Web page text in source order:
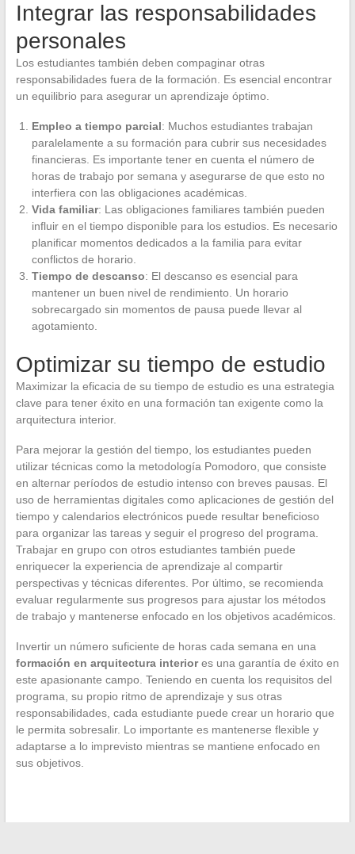
Integrar las responsabilidades
personales
Los estudiantes también deben compaginar otras
responsabilidades fuera de la formación. Es esencial encontrar
un equilibrio para asegurar un aprendizaje óptimo.
Empleo a tiempo parcial: Muchos estudiantes trabajan
paralelamente a su formación para cubrir sus necesidades
financieras. Es importante tener en cuenta el número de
horas de trabajo por semana y asegurarse de que esto no
interfiera con las obligaciones académicas.
Vida familiar: Las obligaciones familiares también pueden
influir en el tiempo disponible para los estudios. Es necesario
planificar momentos dedicados a la familia para evitar
conflictos de horario.
Tiempo de descanso: El descanso es esencial para
mantener un buen nivel de rendimiento. Un horario
sobrecargado sin momentos de pausa puede llevar al
agotamiento.
Optimizar su tiempo de estudio
Maximizar la eficacia de su tiempo de estudio es una estrategia
clave para tener éxito en una formación tan exigente como la
arquitectura interior.
Para mejorar la gestión del tiempo, los estudiantes pueden
utilizar técnicas como la metodología Pomodoro, que consiste
en alternar períodos de estudio intenso con breves pausas. El
uso de herramientas digitales como aplicaciones de gestión del
tiempo y calendarios electrónicos puede resultar beneficioso
para organizar las tareas y seguir el progreso del programa.
Trabajar en grupo con otros estudiantes también puede
enriquecer la experiencia de aprendizaje al compartir
perspectivas y técnicas diferentes. Por último, se recomienda
evaluar regularmente sus progresos para ajustar los métodos
de trabajo y mantenerse enfocado en los objetivos académicos.
Invertir un número suficiente de horas cada semana en una
formación en arquitectura interiores una garantía de éxito en
este apasionante campo. Teniendo en cuenta los requisitos del
programa, su propio ritmo de aprendizaje y sus otras
responsabilidades, cada estudiante puede crear un horario que
le permita sobresalir. Lo importante es mantenerse flexible y
adaptarse a lo imprevisto mientras se mantiene enfocado en
sus objetivos.